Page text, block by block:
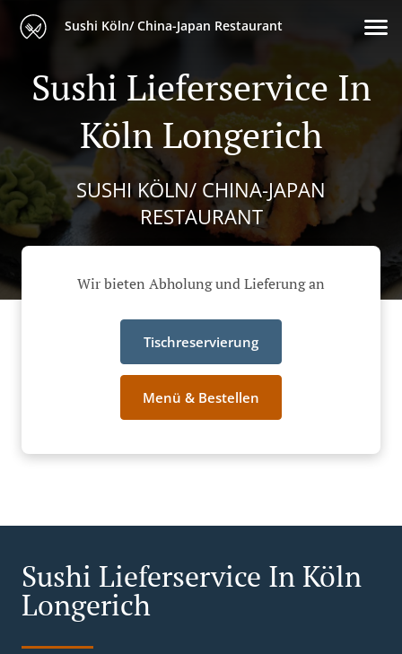
Sushi Köln/ China-Japan Restaurant
Sushi Lieferservice In
Köln Longerich
SUSHI KÖLN/ CHINA-JAPAN
RESTAURANT
Wir bieten Abholung und Lieferung an
Tischreservierung
Menü & Bestellen
Sushi Lieferservice In Köln
Longerich